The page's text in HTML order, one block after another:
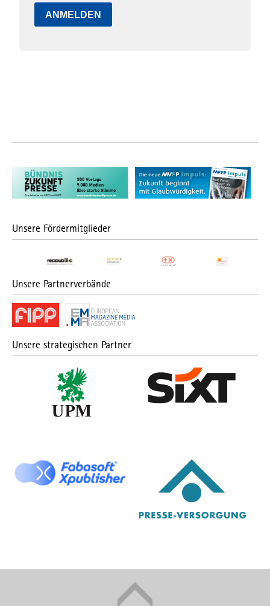
ANMELDEN
Unsere Fördermitglieder
Unsere Partnerverbände
Unsere strategischen Partner